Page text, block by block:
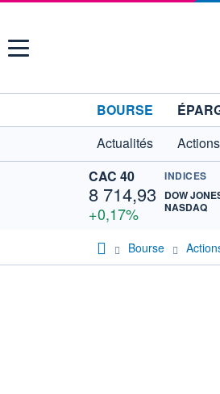
Menu
BOURSE
Actualités
Actions
CAC 40
8 714,93
+0,17%
INDICES
DOW
NASDAQ
Bourse